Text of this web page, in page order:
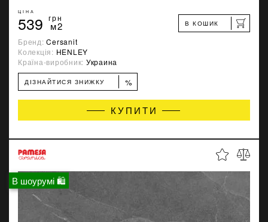
ЦІНА
539 грн
м2 В КОШИК
Бренд:Cersanit
Колекція: HENLEY
Країна-виробник: Украина
ДІЗНАЙТИСЯ ЗНИЖКУ %
КУПИТИ
В шоурумі 🛍